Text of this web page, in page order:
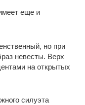
еще и
но при
невесты. Верх
на открытых
силуэта